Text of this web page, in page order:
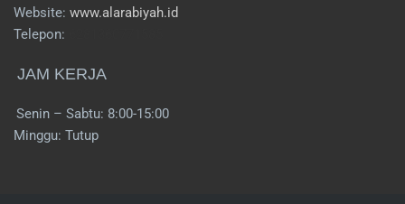
Website: www.alarabiyah.id
Telepon:
JAM KERJA
Senin – Sabtu: 8:00-15:00
Minggu: Tutup